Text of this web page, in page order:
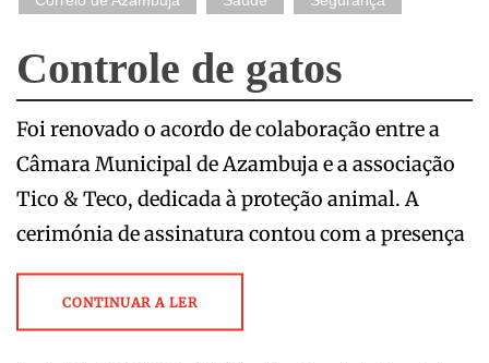
Controle de gatos
Foi renovado o acordo de colaboração entre a
Câmara Municipal de Azambuja e a associação
Tico & Teco, dedicada à proteção animal. A
cerimónia de assinatura contou com a presença
CONTINUAR A LER